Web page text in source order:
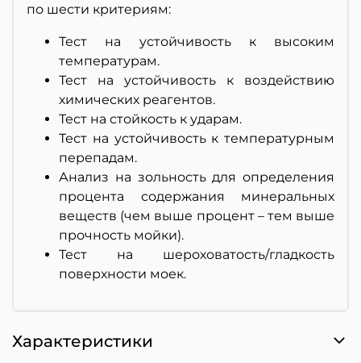
по шести критериям:
Тест на устойчивость к высоким
температурам.
Тест на устойчивость к воздействию
химических реагентов.
Тест на стойкость к ударам.
Тест на устойчивость к температурным
перепадам.
Анализ на зольность для определения
процента содержания минеральных
веществ (чем выше процент – тем выше
прочность мойки).
Тест на шероховатость/гладкость
поверхности моек.
Характеристики